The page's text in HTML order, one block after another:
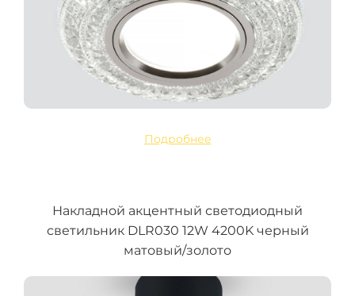
Подробнее
Накладной акцентный светодиодный
светильник DLR030 12W 4200K черный
матовый/золото